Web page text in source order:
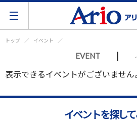
トップ イベント
EVENT |
表示できるイベントがございません。
イベントを探し